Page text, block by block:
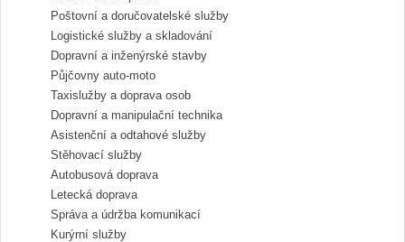
Poštovní a doručovatelské služby
Logistické služby a skladování
Dopravní a inženýrské stavby
Půjčovny auto-moto
Taxislužby a doprava osob
Dopravní a manipulační technika
Asistenční a odtahové služby
Stěhovací služby
Autobusová doprava
Letecká doprava
Správa a údržba komunikací
Kurýrní služby